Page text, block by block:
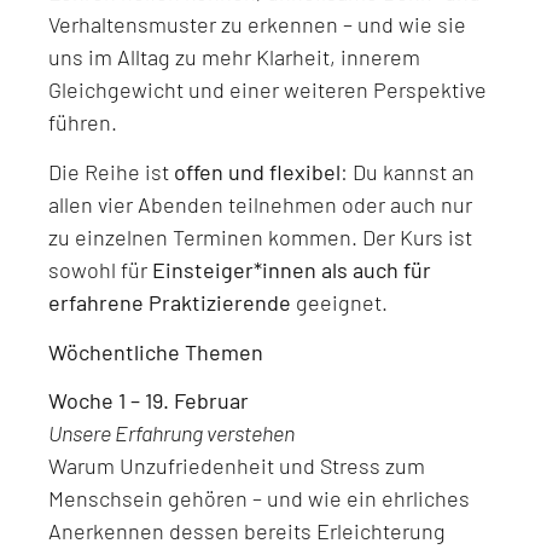
Verhaltensmuster zu erkennen – und wie sie
uns im Alltag zu mehr Klarheit, innerem
Gleichgewicht und einer weiteren Perspektive
führen.
Die Reihe ist offen und flexibel: Du kannst an
allen vier Abenden teilnehmen oder auch nur
zu einzelnen Terminen kommen. Der Kurs ist
sowohl für Einsteiger*innen als auch für
erfahrene Praktizierende geeignet.
Wöchentliche Themen
Woche 1 – 19. Februar
Unsere Erfahrung verstehen
Warum Unzufriedenheit und Stress zum
Menschsein gehören – und wie ein ehrliches
Anerkennen dessen bereits Erleichterung